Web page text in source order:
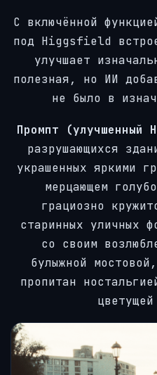
С включённой
под Higgsfield
улучшает
полезная, но ИИ
не было в
Промпт
разрушающихся
украшенных яркими
мерцающем
грациозно
старинных уличных
со своим
булыжной
пропитан